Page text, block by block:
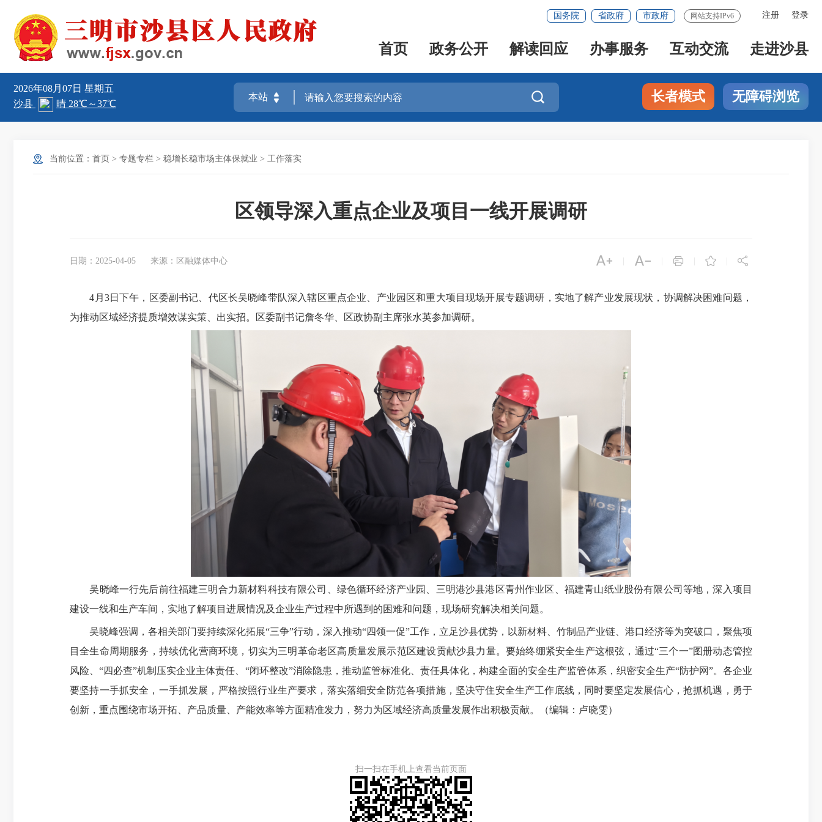
注册 登录
国务院 省政府 市政府 网站支持IPv6
首页 政务公开 解读回应 办事服务 互动交流 走进沙县
2026年08月07日 星期五
 长者模式 无障碍浏览
当前位置： 首页 > 专题专栏 > 稳增长稳市场主体保就业 > 工作落实
区领导深入重点企业及项目一线开展调研
日期：2025-04-05 来源：区融媒体中心     
4月3日下午，区委副书记、代区长吴晓峰带队深入辖区重点企业、产业园区和重大项目现场开展专题调研，实地了解产业发展现状，协调解决困难问题，
为推动区域经济提质增效谋实策、出实招。区委副书记詹冬华、区政协副主席张水英参加调研。
吴晓峰一行先后前往福建三明合力新材料科技有限公司、绿色循环经济产业园、三明港沙县港区青州作业区、福建青山纸业股份有限公司等地，深入项目
建设一线和生产车间，实地了解项目进展情况及企业生产过程中所遇到的困难和问题，现场研究解决相关问题。
吴晓峰强调，各相关部门要持续深化拓展“三争”行动，深入推动“四领一促”工作，立足沙县优势，以新材料、竹制品产业链、港口经济等为突破口，聚焦项
目全生命周期服务，持续优化营商环境，切实为三明革命老区高质量发展示范区建设贡献沙县力量。要始终绷紧安全生产这根弦，通过“三个一”图册动态管控
风险、“四必查”机制压实企业主体责任、“闭环整改”消除隐患，推动监管标准化、责任具体化，构建全面的安全生产监管体系，织密安全生产“防护网”。各企业
要坚持一手抓安全，一手抓发展，严格按照行业生产要求，落实落细安全防范各项措施，坚决守住安全生产工作底线，同时要坚定发展信心，抢抓机遇，勇于
创新，重点围绕市场开拓、产品质量、产能效率等方面精准发力，努力为区域经济高质量发展作出积极贡献。（编辑：卢晓雯）
扫一扫在手机上查看当前页面